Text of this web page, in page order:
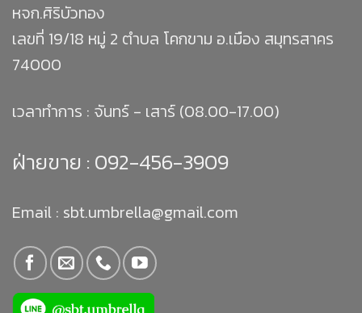
หจก.ศิริบัวทอง
เลขที่ 19/18 หมู่ 2 ตำบล โคกขาม อ.เมือง สมุทรสาคร
74000
เวลาทำการ : จันทร์ - เสาร์ (08.00-17.00)
ฝ่ายขาย : 092-456-3909
Email : sbt.umbrella@gmail.com